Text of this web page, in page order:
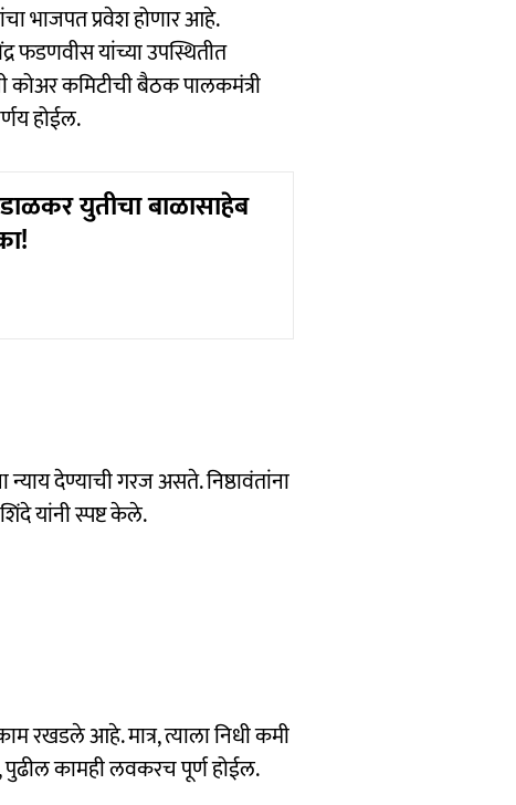
भाजपत प्रवेश होणार आहे.
फडणवीस यांच्या उपस्थितीत
कमिटीची बैठक पालकमंत्री
होईल.
युतीचा बाळासाहेब
देण्याची गरज असते. निष्ठावंतांना
यांनी स्पष्ट केले.
रखडले आहे. मात्र, त्याला निधी कमी
पुढील कामही लवकरच पूर्ण होईल.